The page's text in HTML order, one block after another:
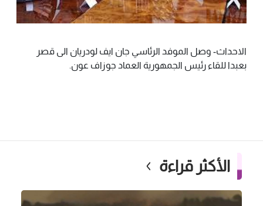
الاحداث- وصل الموفد الرئاسي جان ايف لودريان الى قصر
بعبدا للقاء رئيس الجمهورية العماد جوزاف عون.
الأكثر قراءة